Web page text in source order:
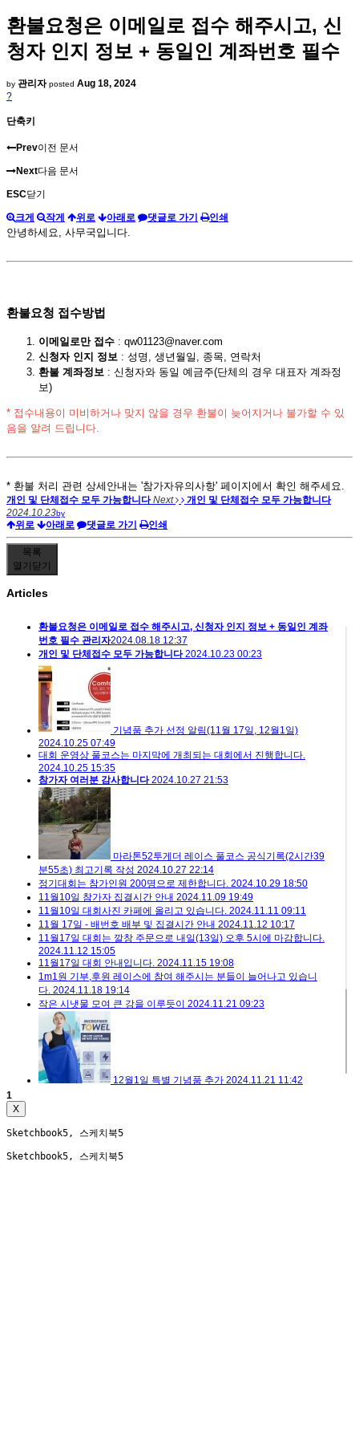
환불요청은 이메일로 접수 해주시고, 신
청자 인지 정보 + 동일인 계좌번호 필수
by 관리자 posted Aug 18, 2024
?
단축키
Prev이전 문서
Next다음 문서
ESC닫기
크게 작게 위로 아래로 댓글로 가기 인쇄
안녕하세요, 사무국입니다.
환불요청 접수방법
이메일로만 접수 : qw01123@naver.com
신청자 인지 정보 : 성명, 생년월일, 종목, 연락처
환불 계좌정보 : 신청자와 동일 예금주(단체의 경우 대표자 계좌정
보)
* 접수내용이 미비하거나 맞지 않을 경우 환불이 늦어지거나 불가할 수 있
음을 알려 드립니다.
* 환불 처리 관련 상세안내는 '참가자유의사항' 페이지에서 확인 해주세요.
개인 및 단체접수 모두 가능합니다 Next
개인 및 단체접수 모두 가능합니다
2024.10.23by
위로 아래로 댓글로 가기 인쇄
목록
열기 닫기
Articles
환불요청은 이메일로 접수 해주시고, 신청자 인지 정보 + 동일인 계좌
번호 필수 관리자2024.08.18 12:37
개인 및 단체접수 모두 가능합니다 2024.10.23 00:23
기념품 추가 선정 알림(11월 17일, 12월1일)
2024.10.25 07:49
대회 운영상 풀코스는 마지막에 개최되는 대회에서 진행합니다.
2024.10.25 15:35
참가자 여러분 감사합니다 2024.10.27 21:53
마라톤52투게더 레이스 풀코스 공식기록(2시간39
분55초) 최고기록 작성 2024.10.27 22:14
정기대회는 참가인원 200명으로 제한합니다. 2024.10.29 18:50
11월10일 참가자 집결시간 안내 2024.11.09 19:49
11월10일 대회사진 카페에 올리고 있습니다. 2024.11.11 09:11
11월 17일 - 배번호 배부 및 집결시간 안내 2024.11.12 10:17
11월17일 대회는 깔창 주문으로 내일(13일) 오후 5시에 마감합니다.
2024.11.12 15:05
11월17일 대회 안내입니다. 2024.11.15 19:08
1m1원 기부,후원 레이스에 참여 해주시는 분들이 늘어나고 있습니
다. 2024.11.18 19:14
작은 시냇물 모여 큰 강을 이루듯이 2024.11.21 09:23
12월1일 특별 기념품 추가 2024.11.21 11:42
1
X
Sketchbook5, 스케치북5
Sketchbook5, 스케치북5